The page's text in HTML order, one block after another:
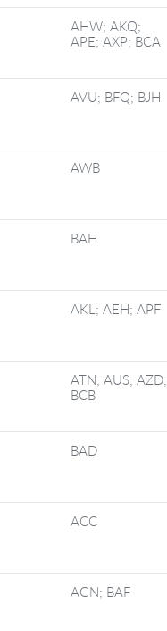
AHW; AKQ;
APE; AXP; BCA
AVU; BFQ; BJH
AWB
BAH
AKL; AEH; APF
ATN; AUS; AZD;
BCB
BAD
ACC
AGN; BAF